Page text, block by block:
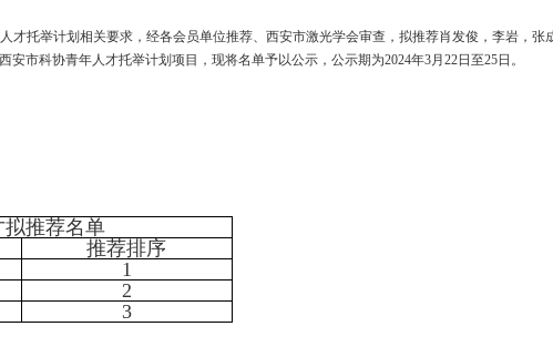
才托举计划相关要求，经各会员单位推荐、西安市激光学会审查，拟推荐肖发俊，李岩，
市科协青年人才托举计划项目，现将名单予以公示，公示期为2024年3月22日至25日。
推荐名单
推荐排序
1
2
3